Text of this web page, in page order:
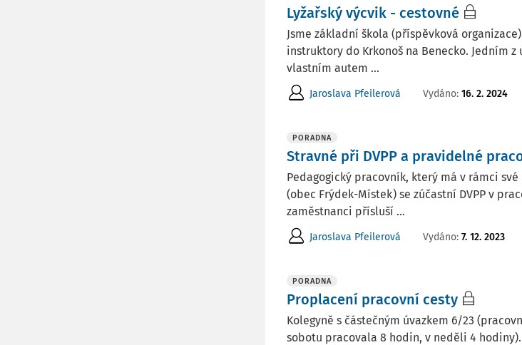
Lyžařský výcvik - cestovné
Jsme základní škola (příspěvková
instruktory do Krkonoš na Benecko. Jedním
vlastním autem ...
Jaroslava Pfeilerová Vydáno: 16. 2. 2024
PORADNA
Stravné při DVPP a pravidelné
Pedagogický pracovník, který má v rámci
(obec Frýdek-Místek) se zúčastní DVPP v
zaměstnanci přísluší ...
Jaroslava Pfeilerová Vydáno: 7. 12. 2023
PORADNA
Proplacení pracovní cesty
Kolegyně s částečným úvazkem 6/23
sobotu pracovala 8 hodin, v neděli 4